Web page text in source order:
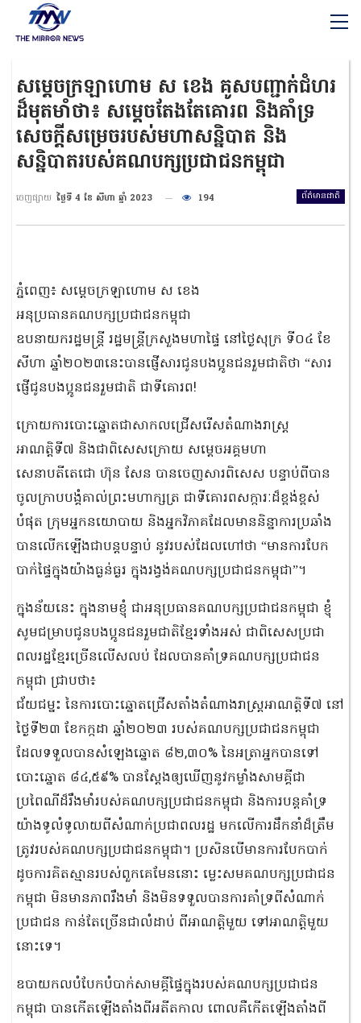
សម្តេចក្រឡាហោម ស ខេង គូសបញ្ជាក់ជំហរ
ដ៏មុតមាំថា៖ សម្ដេចតែងតែគោរព និងគាំទ្រ
សេចក្តីសម្រេចរបស់មហាសន្និបាត និង
សន្និបាតរបស់គណបក្សប្រជាជនកម្ពុជា
ព័ត៌មានជាតិ
ចេញផ្សាយ ថ្ងៃទី 4 ខែ សីហា ឆ្នាំ 2023 194
ភ្នំពេញ៖ សម្តេចក្រឡាហោម ស ខេង
អនុប្រធានគណបក្សប្រជាជនកម្ពុជា
ឧបនាយករដ្ឋមន្រ្តី រដ្ឋមន្រ្តីក្រសួងមហាផ្ទៃ នៅថ្ងៃសុក្រ ទី០៤ ខែ
សីហា ឆ្នាំ២០២៣នេះបានផ្ញើសារជូនបងប្អូនជនរួមជាតិថា “សារ
ផ្ញើជូនបងប្អូនជនរួមជាតិ ជាទីគោរព!
ក្រោយការបោះឆ្នោតជាសាកលជ្រើសរើសតំណាងរាស្រ្ត
អាណត្តិទី៧ និងជាពិសេសក្រោយ សម្តេចអគ្គមហា
សេនាបតីតេជោ ហ៊ុន សែន បានចេញសារពិសេស បន្ទាប់ពីបាន
ចូលក្រាបបង្គំគាល់ព្រះមហាក្សត្រ ជាទីគោរពសក្ការៈដ៏ខ្ពង់ខ្ពស់
បំផុត ក្រុមអ្នកនយោបាយ និងអ្នកវិភាគដែលមាននិន្នាការប្រឆាំង
បានលើកឡើងជាបន្តបន្ទាប់ នូវរបស់ដែលហៅថា “មានការបែក
បាក់ផ្ទៃក្នុងយ៉ាងធ្ងន់ធ្ងរ ក្នុងរង្វង់គណបក្សប្រជាជនកម្ពុជា”។
ក្នុងន័យនេះ ក្នុងនាមខ្ញុំ ជាអនុប្រធានគណបក្សប្រជាជនកម្ពុជា ខ្ញុំ
សូមជម្រាបជូនបងប្អូនជនរួមជាតិខ្មែរទាំងអស់ ជាពិសេសប្រជា
ពលរដ្ឋខ្មែរច្រើនលើសលប់ ដែលបានគាំទ្រគណបក្សប្រជាជន
កម្ពុជា ជ្រាបថា៖
ជ័យជម្នះ នៃការបោះឆ្នោតជ្រើសតាំងតំណាងរាស្រ្តអាណត្តិទី៧ នៅ
ថ្ងៃទី២៣ ខែកក្កដា ឆ្នាំ២០២៣ របស់គណបក្សប្រជាជនកម្ពុជា
ដែលទទួលបានសំឡេងឆ្នោត ៨២,៣០% នៃអត្រាអ្នកបានទៅ
បោះឆ្នោត ៨៤,៥៩% បានស្តែងឲ្យឃើញនូវកម្លាំងសាមគ្គីជា
ប្រពៃណីដ៏រឹងមាំរបស់គណបក្សប្រជាជនកម្ពុជា និងការបន្តគាំទ្រ
យ៉ាងទូលំទូលាយពីសំណាក់ប្រជាពលរដ្ឋ មកលើការដឹកនាំដ៏ត្រឹម
ត្រូវរបស់គណបក្សប្រជាជនកម្ពុជា។ ប្រសិនបើមានការបែកបាក់
ដូចការគិតស្មានរបស់ពួកគេមែននោះ ម្លេះសមគណបក្សប្រជាជន
កម្ពុជា មិនមានភាពរឹងមាំ និងមិនទទួលបានការគាំទ្រពីសំណាក់
ប្រជាជន កាន់តែច្រើនជាលំដាប់ ពីអាណត្តិមួយ ទៅអាណត្តិមួយ
នោះទេ។
ឧបាយកលបំបែកបំបាក់សាមគ្គីផ្ទៃក្នុងរបស់គណបក្សប្រជាជន
កម្ពុជា បានកើតឡើងតាំងពីអតីតកាល ពោលគឺកើតឡើងតាំងពី